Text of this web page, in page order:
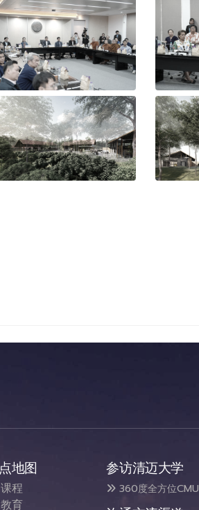
地图
课程
教育
参访清迈大学
360度全方位CMU